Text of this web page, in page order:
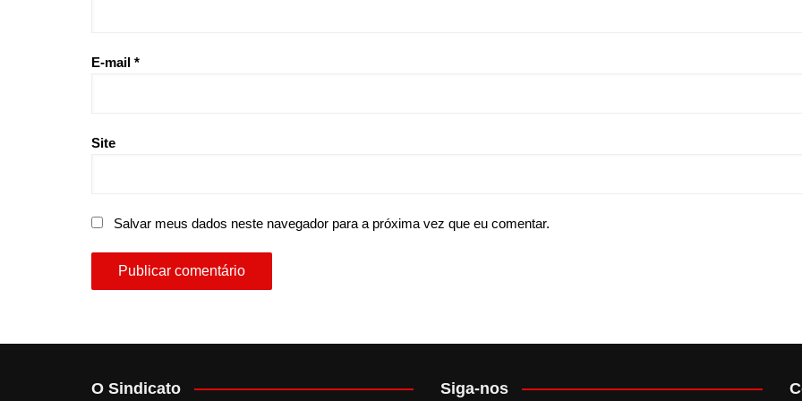
E-mail *
Site
Salvar meus dados neste navegador para a próxima vez que eu comentar.
O Sindicato Siga-nos